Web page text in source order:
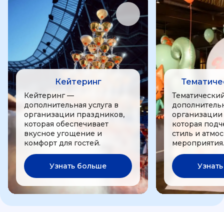
Кейтеринг
Кейтеринг —
дополнительная услуга в
организации праздников,
которая обеспечивает
вкусное угощение и
комфорт для гостей.
Узнать больше
которая
стиль и
мероприятия.